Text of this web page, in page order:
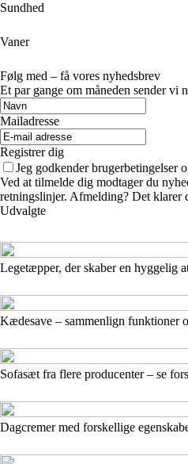
Sundhed
Vaner
Følg med – få vores nyhedsbrev
Et par gange om måneden sender vi
Mailadresse
Registrer dig
Jeg godkender brugerbetingelser
Ved at tilmelde dig modtager du
retningslinjer. Afmelding? Det klarer
Udvalgte
Legetæpper, der skaber en hyggelig
Kædesave – sammenlign funktioner
Sofasæt fra flere producenter – se
Dagcremer med forskellige